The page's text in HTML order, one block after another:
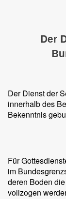
Der
Der Dienst der
innerhalb des
Bekenntnis
Für
im
deren Boden
vollzogen